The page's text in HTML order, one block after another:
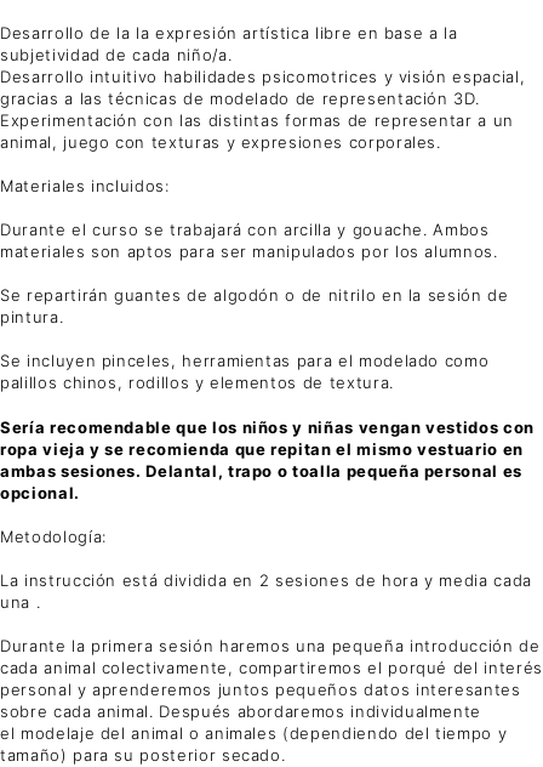
Desarrollo de la la expresión artística libre en base a la
subjetividad de cada niño/a.
Desarrollo intuitivo habilidades psicomotrices y visión espacial,
gracias a las técnicas de modelado de representación 3D.
Experimentación con las distintas formas de representar a un
animal, juego con texturas y expresiones corporales.
Materiales incluidos:
Durante el curso se trabajará con arcilla y gouache. Ambos
materiales son aptos para ser manipulados por los alumnos.
Se repartirán guantes de algodón o de nitrilo en la sesión de
pintura.
Se incluyen pinceles, herramientas para el modelado como
palillos chinos, rodillos y elementos de textura.
Sería recomendable que los niños y niñas vengan vestidos con
ropa vieja y se recomienda que repitan el mismo vestuario en
ambas sesiones. Delantal, trapo o toalla pequeña personal es
opcional.
Metodología:
La instrucción está dividida en 2 sesiones de hora y media cada
una .
Durante la primera sesión haremos una pequeña introducción de
cada animal colectivamente, compartiremos el porqué del interés
personal y aprenderemos juntos pequeños datos interesantes
sobre cada animal. Después abordaremos individualmente
el modelaje del animal o animales (dependiendo del tiempo y
tamaño) para su posterior secado.